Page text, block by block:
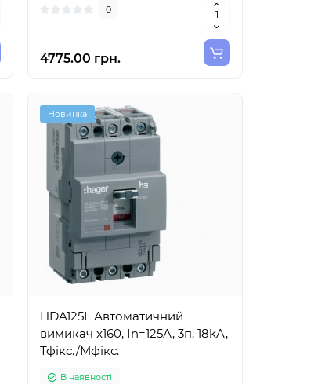
0
4775.00 грн.
Новинка
HDA125L Автоматичний
вимикач x160, In=125А, 3п, 18kA,
Тфікс./Мфікс.
В наявності